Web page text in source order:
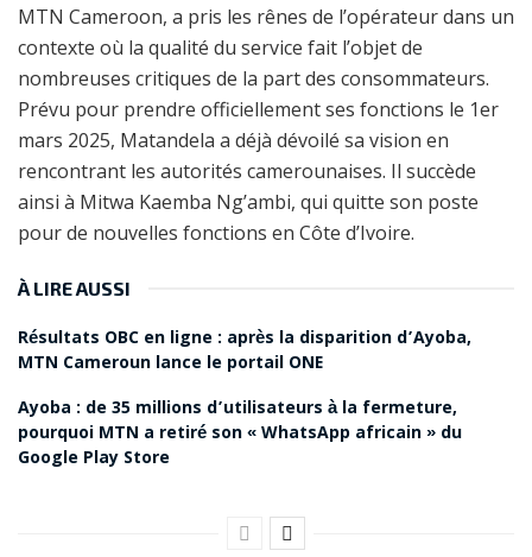
MTN Cameroon, a pris les rênes de l’opérateur dans un
contexte où la qualité du service fait l’objet de
nombreuses critiques de la part des consommateurs.
Prévu pour prendre officiellement ses fonctions le 1er
mars 2025, Matandela a déjà dévoilé sa vision en
rencontrant les autorités camerounaises. Il succède
ainsi à Mitwa Kaemba Ng’ambi, qui quitte son poste
pour de nouvelles fonctions en Côte d’Ivoire.
À LIRE AUSSI
Résultats OBC en ligne : après la disparition d’Ayoba,
MTN Cameroun lance le portail ONE
Ayoba : de 35 millions d’utilisateurs à la fermeture,
pourquoi MTN a retiré son « WhatsApp africain » du
Google Play Store